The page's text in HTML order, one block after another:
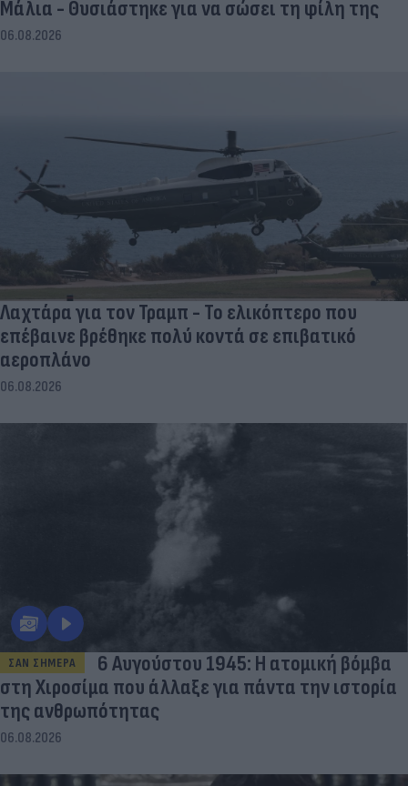
Μάλια - Θυσιάστηκε για να σώσει τη φίλη της
06.08.2026
Λαχτάρα για τον Τραμπ - Το ελικόπτερο που
επέβαινε βρέθηκε πολύ κοντά σε επιβατικό
αεροπλάνο
06.08.2026
ΣΑΝ ΣΗΜΕΡΑ
6 Αυγούστου 1945: Η ατομική βόμβα
στη Χιροσίμα που άλλαξε για πάντα την ιστορία
της ανθρωπότητας
06.08.2026